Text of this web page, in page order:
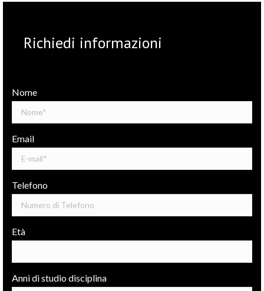
Richiedi informazioni
Nome
Email
Telefono
Età
Anni di studio disciplina